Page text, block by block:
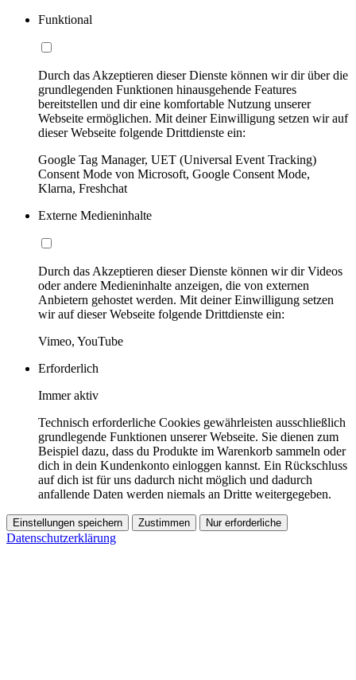
Funktional
Durch das Akzeptieren dieser Dienste können wir dir über die
grundlegenden Funktionen hinausgehende Features
bereitstellen und dir eine komfortable Nutzung unserer
Webseite ermöglichen. Mit deiner Einwilligung setzen wir auf
dieser Webseite folgende Drittdienste ein:
Google Tag Manager, UET (Universal Event Tracking)
Consent Mode von Microsoft, Google Consent Mode,
Klarna, Freshchat
Externe Medieninhalte
Durch das Akzeptieren dieser Dienste können wir dir Videos
oder andere Medieninhalte anzeigen, die von externen
Anbietern gehostet werden. Mit deiner Einwilligung setzen
wir auf dieser Webseite folgende Drittdienste ein:
Vimeo, YouTube
Erforderlich
Immer aktiv
Technisch erforderliche Cookies gewährleisten ausschließlich
grundlegende Funktionen unserer Webseite. Sie dienen zum
Beispiel dazu, dass du Produkte im Warenkorb sammeln oder
dich in dein Kundenkonto einloggen kannst. Ein Rückschluss
auf dich ist für uns dadurch nicht möglich und dadurch
anfallende Daten werden niemals an Dritte weitergegeben.
Einstellungen speichern Zustimmen Nur erforderliche
Datenschutzerklärung